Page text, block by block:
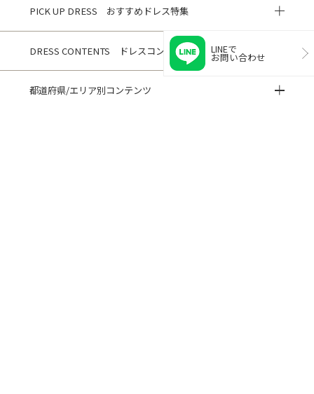
PICK UP DRESS おすすめドレス特集
DRESS CONTENTS ドレスコンテンツ
都道府県/エリア別コンテンツ
LINEで
お問い合わせ